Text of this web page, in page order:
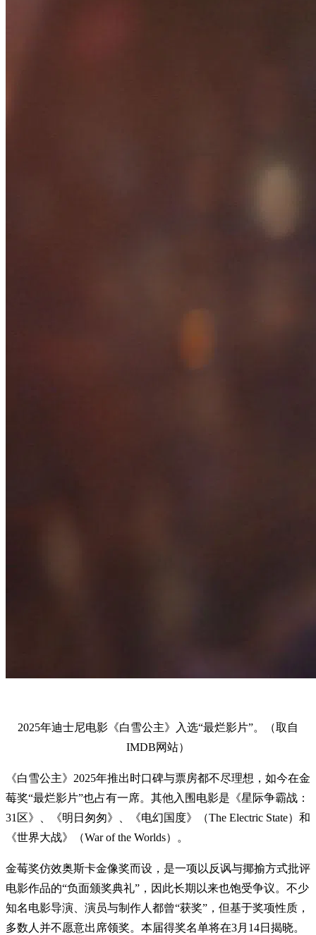
2025年迪士尼电影《白雪公主》入选“最烂影片”。（取自
IMDB网站）
《白雪公主》2025年推出时口碑与票房都不尽理想，如今在金
莓奖“最烂影片”也占有一席。其他入围电影是《星际争霸战：
31区》、《明日匆匆》、《电幻国度》（The Electric State）和
《世界大战》（War of the Worlds）。
金莓奖仿效奥斯卡金像奖而设，是一项以反讽与揶揄方式批评
电影作品的“负面颁奖典礼”，因此长期以来也饱受争议。不少
知名电影导演、演员与制作人都曾“获奖”，但基于奖项性质，
多数人并不愿意出席领奖。本届得奖名单将在3月14日揭晓。